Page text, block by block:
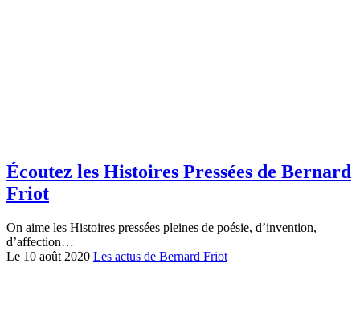
Écoutez les Histoires Pressées de Bernard
Friot
On aime les Histoires pressées pleines de poésie, d’invention,
d’affection…
Le 10 août 2020 Les actus de Bernard Friot